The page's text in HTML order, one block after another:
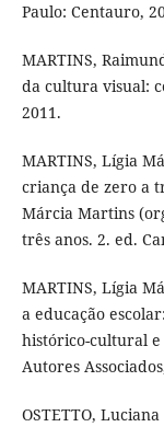
Paulo: Centauro,
MARTINS,
da cultura visual:
2011.
MARTINS, Lígia
criança de zero a
Márcia Martins
três anos. 2. ed.
MARTINS, Lígia
a educação
histórico-cultural e
Autores
OSTETTO,